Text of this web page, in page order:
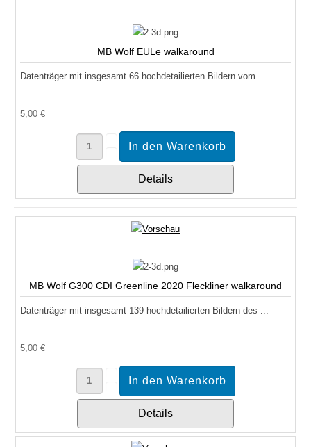
MB Wolf EULe walkaround
Datenträger mit insgesamt 66 hochdetailierten Bildern vom ...
5,00 €
Details
MB Wolf G300 CDI Greenline 2020 Fleckliner walkaround
Datenträger mit insgesamt 139 hochdetailierten Bildern des ...
5,00 €
Details